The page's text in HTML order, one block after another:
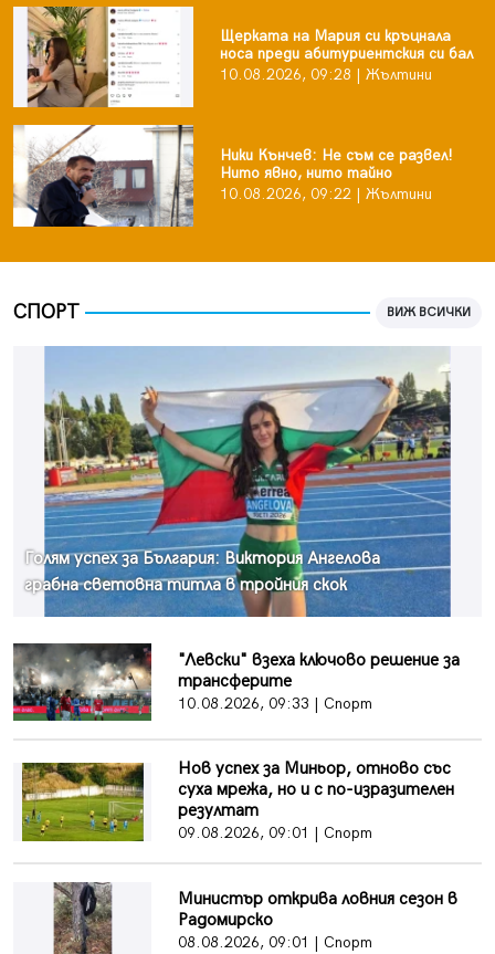
Щерката на Мария си кръцнала
носа преди абитуриентския си бал
10.08.2026, 09:28 | Жълтини
Ники Кънчев: Не съм се развел!
Нито явно, нито тайно
10.08.2026, 09:22 | Жълтини
СПОРТ ВИЖ ВСИЧКИ
Голям успех за България: Виктория Ангелова
грабна световна титла в тройния скок
"Левски" взеха ключово решение за
трансферите
10.08.2026, 09:33 | Спорт
Нов успех за Миньор, отново със
суха мрежа, но и с по-изразителен
резултат
09.08.2026, 09:01 | Спорт
Министър открива ловния сезон в
Радомирско
08.08.2026, 09:01 | Спорт